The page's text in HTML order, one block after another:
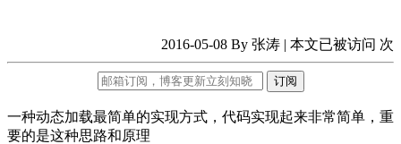
2016-05-08 By 张涛 | 本文已被访问 次
订阅
一种动态加载最简单的实现方式，代码实现起来非常简单，重
要的是这种思路和原理